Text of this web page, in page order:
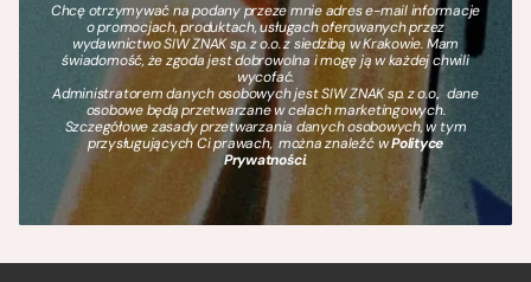
Chcę otrzymywać na podany przeze mnie adres e-mail informacje
o promocjach, produktach, usługach oferowanych przez
wydawnictwo SIW ZNAK sp. z o.o. z siedzibą w Krakowie. Mam
świadomość, że zgoda jest dobrowolna i mogę ją w każdej chwili
wycofać.
Administratorem danych osobowych jest SIW ZNAK sp. z o.o., dane
osobowe będą przetwarzane w celach marketingowych.
Szczegółowe zasady przetwarzania danych osobowych, w tym
przysługujących Ci prawach, można znaleźć wPolityce
Prywatności.